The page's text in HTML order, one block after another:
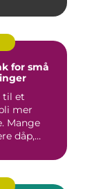
for små
til et
mer
Mange
dåp,